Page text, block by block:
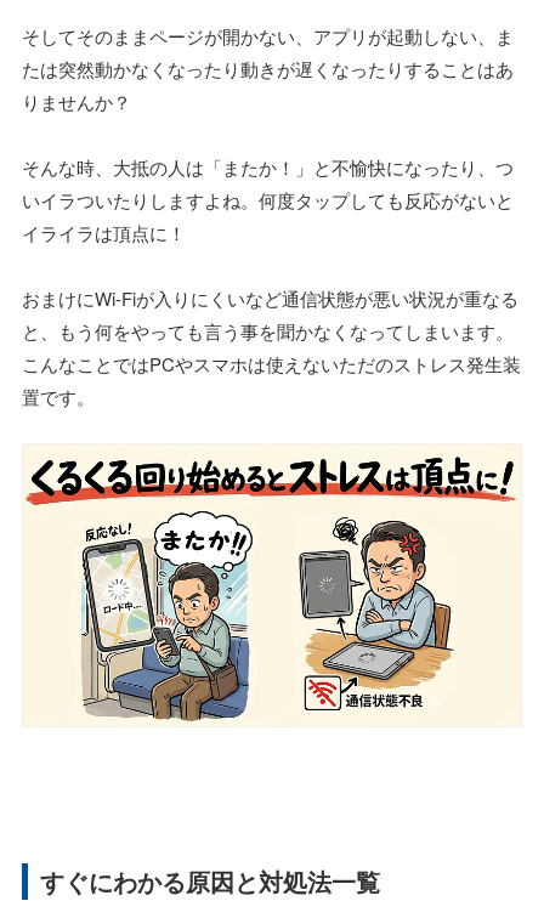
そしてそのままページが開かない、アプリが起動しない、ま
たは突然動かなくなったり動きが遅くなったりすることはあ
りませんか？
そんな時、大抵の人は「またか！」と不愉快になったり、つ
いイラついたりしますよね。何度タップしても反応がないと
イライラは頂点に！
おまけにWi-Fiが入りにくいなど通信状態が悪い状況が重なる
と、もう何をやっても言う事を聞かなくなってしまいます。
こんなことではPCやスマホは使えないただのストレス発生装
置です。
すぐにわかる原因と対処法一覧